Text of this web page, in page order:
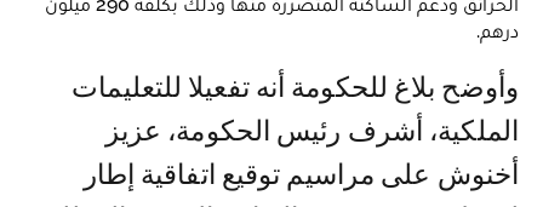
درهم.
وأوضح بلاغ للحكومة أنه تفعيلا للتعليمات
الملكية، أشرف رئيس الحكومة، عزيز
أخنوش على مراسيم توقيع اتفاقية إطار